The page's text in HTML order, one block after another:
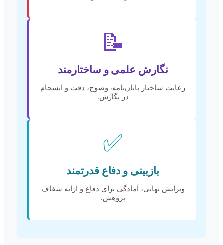
📝
نگارش علمی و ساختارمند
رعایت ساختار پایان‌نامه، وضوح، دقت و انسجام
در نگارش.
✅
بازبینی و دفاع قدرتمند
ویرایش نهایی، آمادگی برای دفاع و ارائه شفاف
پژوهش.